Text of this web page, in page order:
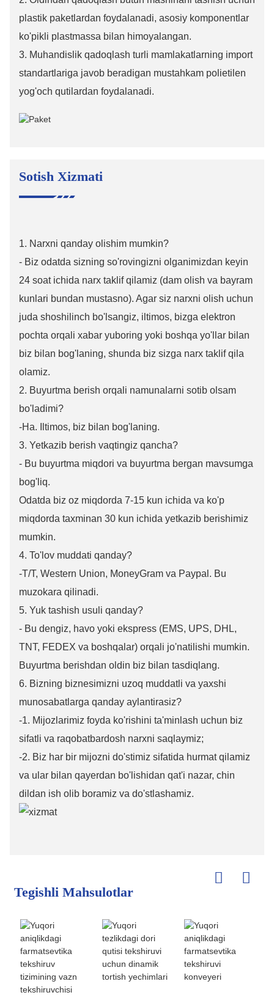
plastik paketlardan foydalanadi, asosiy komponentlar
ko'pikli plastmassa bilan himoyalangan.
3. Muhandislik qadoqlash turli mamlakatlarning import
standartlariga javob beradigan mustahkam polietilen
yog'och qutilardan foydalanadi.
Sotish Xizmati
1. Narxni qanday olishim mumkin?
- Biz odatda sizning so'rovingizni olganimizdan keyin
24 soat ichida narx taklif qilamiz (dam olish va bayram
kunlari bundan mustasno). Agar siz narxni olish uchun
juda shoshilinch bo'lsangiz, iltimos, bizga elektron
pochta orqali xabar yuboring yoki boshqa yo'llar bilan
biz bilan bog'laning, shunda biz sizga narx taklif qila
olamiz.
2. Buyurtma berish orqali namunalarni sotib olsam
bo'ladimi?
-Ha. Iltimos, biz bilan bog'laning.
3. Yetkazib berish vaqtingiz qancha?
- Bu buyurtma miqdori va buyurtma bergan mavsumga
bog'liq.
Odatda biz oz miqdorda 7-15 kun ichida va ko'p
miqdorda taxminan 30 kun ichida yetkazib berishimiz
mumkin.
4. To'lov muddati qanday?
-T/T, Western Union, MoneyGram va Paypal. Bu
muzokara qilinadi.
5. Yuk tashish usuli qanday?
- Bu dengiz, havo yoki ekspress (EMS, UPS, DHL,
TNT, FEDEX va boshqalar) orqali jo'natilishi mumkin.
Buyurtma berishdan oldin biz bilan tasdiqlang.
6. Bizning biznesimizni uzoq muddatli va yaxshi
munosabatlarga qanday aylantirasiz?
-1. Mijozlarimiz foyda ko'rishini ta'minlash uchun biz
sifatli va raqobatbardosh narxni saqlaymiz;
-2. Biz har bir mijozni do'stimiz sifatida hurmat qilamiz
va ular bilan qayerdan bo'lishidan qat'i nazar, chin
dildan ish olib boramiz va do'stlashamiz.
Tegishli Mahsulotlar